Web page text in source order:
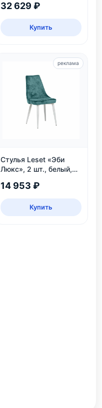
32 629 ₽
Купить
Стулья Leset «Эби
Люкс», 2 шт., белый,
14 953 ₽
Купить
реклама